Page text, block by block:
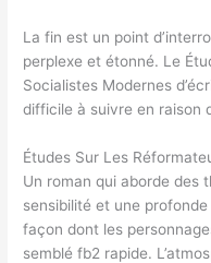
La fin est un point
perplexe et étonné. Le
Socialistes Modernes
difficile à suivre en raison
Études Sur Les
Un roman qui aborde des
sensibilité et une
façon dont les
semblé fb2 rapide.